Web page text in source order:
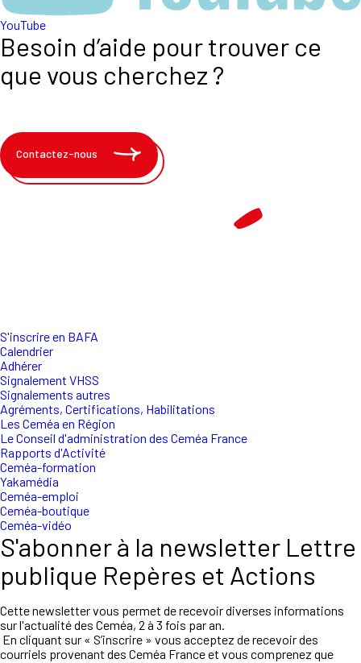
YouTube
Besoin d’aide pour trouver ce
que vous cherchez ?
Contactez-nous
S'inscrire en BAFA
Calendrier
Adhérer
Signalement VHSS
Signalements autres
Agréments, Certifications, Habilitations
Les Ceméa en Région
Le Conseil d'administration des Ceméa France
Rapports d'Activité
Ceméa-formation
Yakamédia
Ceméa-emploi
Ceméa-boutique
Ceméa-vidéo
S'abonner à la newsletter Lettre
publique Repères et Actions
Cette newsletter vous permet de recevoir diverses informations
sur l'actualité des Ceméa, 2 à 3 fois par an.
En cliquant sur « S’inscrire » vous acceptez de recevoir des
courriels provenant des Ceméa France et vous comprenez que